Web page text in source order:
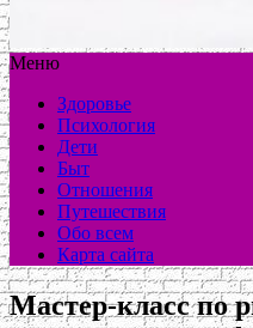
Меню
Здоровье
Психология
Дети
Быт
Отношения
Путешествия
Обо всем
Карта сайта
Мастер-класс по